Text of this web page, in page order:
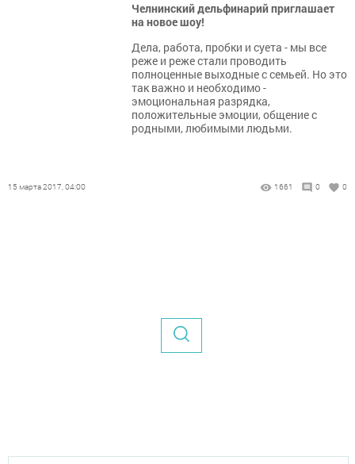
Челнинский дельфинарий приглашает
на новое шоу!
Дела, работа, пробки и суета - мы все
реже и реже стали проводить
полноценные выходные с семьей. Но это
так важно и необходимо -
эмоциональная разрядка,
положительные эмоции, общение с
родными, любимыми людьми.
15 марта 2017, 04:00 1661 0 0